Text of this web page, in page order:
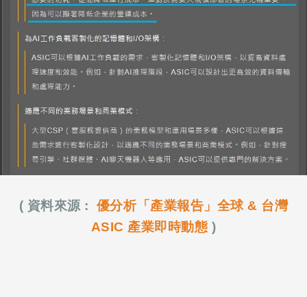
( 資料來源 :
優分析「產業報告」全球 & 台灣
ASIC 產業即時動態 )